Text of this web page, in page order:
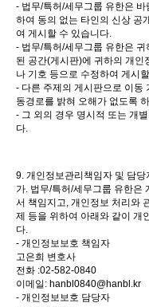
- 법무/특허/세무그룹 유한은
하여 동의 없는 타인의 신상 공
여 게시할 수 있습니다.
- 법무/특허/세무그룹 유한은
된 공간(게시판)에 귀하의 개인
나 기호 등으로 수정하여 게시
- 다른 주제의 게시판으로 이동
동경로를 밝혀 오해가 없도록
- 그 외의 경우 명시적 또는 개
다.
9. 개인정보관리책임자 및 담당
가. 법무/특허/세무그룹 유한은
서 책임지고, 개인정보 처리와
제 등을 위하여 아래와 같이 개
다.
- 개인정보보호 책임자
고은희 변호사
전화 :02-582-0840
이메일: hanbl0840@hanbl.kr
- 개인정보보호 담당자